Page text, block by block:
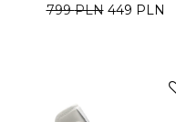
799PLN Pierwotna
449 PLN